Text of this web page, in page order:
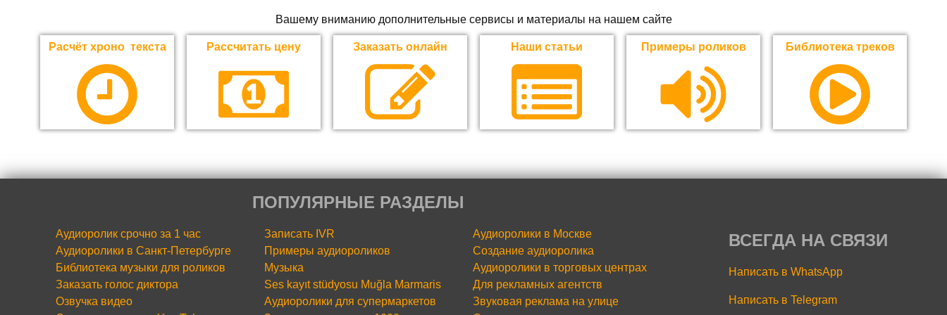
Вашему вниманию дополнительные сервисы и материалы на нашем сайте
Расчёт хроно текста Рассчитать цену Заказать онлайн Наши статьи Примеры роликов Библиотека треков
ПОПУЛЯРНЫЕ РАЗДЕЛЫ
Аудиоролик срочно за 1 час
Аудиоролики в Санкт-Петербурге
Библиотека музыки для роликов
Заказать голос диктора
Озвучка видео
Записать IVR
Примеры аудиороликов
Музыка
Ses kayıt stüdyosu Muğla Marmaris
Аудиоролики для супермаркетов
Аудиоролики в Москве
Создание аудиоролика
Аудиоролики в торговых центрах
Для рекламных агентств
Звуковая реклама на улице
ВСЕГДА НА СВЯЗИ
Написать в WhatsApp
Написать в Telegram